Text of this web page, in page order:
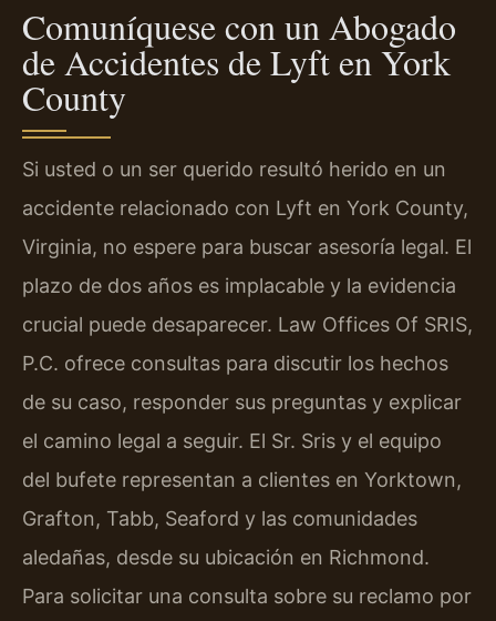
Comuníquese con un Abogado
de Accidentes de Lyft en York
County
Si usted o un ser querido resultó herido en un
accidente relacionado con Lyft en York County,
Virginia, no espere para buscar asesoría legal. El
plazo de dos años es implacable y la evidencia
crucial puede desaparecer. Law Offices Of SRIS,
P.C. ofrece consultas para discutir los hechos
de su caso, responder sus preguntas y explicar
el camino legal a seguir. El Sr. Sris y el equipo
del bufete representan a clientes en Yorktown,
Grafton, Tabb, Seaford y las comunidades
aledañas, desde su ubicación en Richmond.
Para solicitar una consulta sobre su reclamo por